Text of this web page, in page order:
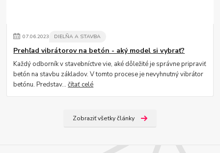
07.06.2023 DIELŇA A STAVBA
Prehľad vibrátorov na betón - aký model si vybrať?
Každý odborník v stavebníctve vie, aké dôležité je správne pripraviť
betón na stavbu základov. V tomto procese je nevyhnutný vibrátor
betónu. Predstav...čítať celé
Zobraziť všetky články